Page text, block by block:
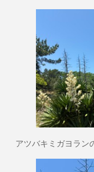
アツバキミガヨラン